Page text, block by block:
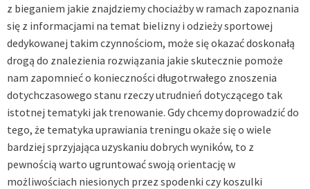
z bieganiem jakie znajdziemy chociażby w ramach zapoznania
się z informacjami na temat bielizny i odzieży sportowej
dedykowanej takim czynnościom, może się okazać doskonałą
drogą do znalezienia rozwiązania jakie skutecznie pomoże
nam zapomnieć o konieczności długotrwałego znoszenia
dotychczasowego stanu rzeczy utrudnień dotyczącego tak
istotnej tematyki jak trenowanie. Gdy chcemy doprowadzić do
tego, że tematyka uprawiania treningu okaże się o wiele
bardziej sprzyjająca uzyskaniu dobrych wyników, to z
pewnością warto ugruntować swoją orientację w
możliwościach niesionych przez spodenki czy koszulki